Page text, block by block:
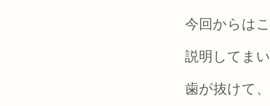
今回からは
説明してま
歯が抜けて